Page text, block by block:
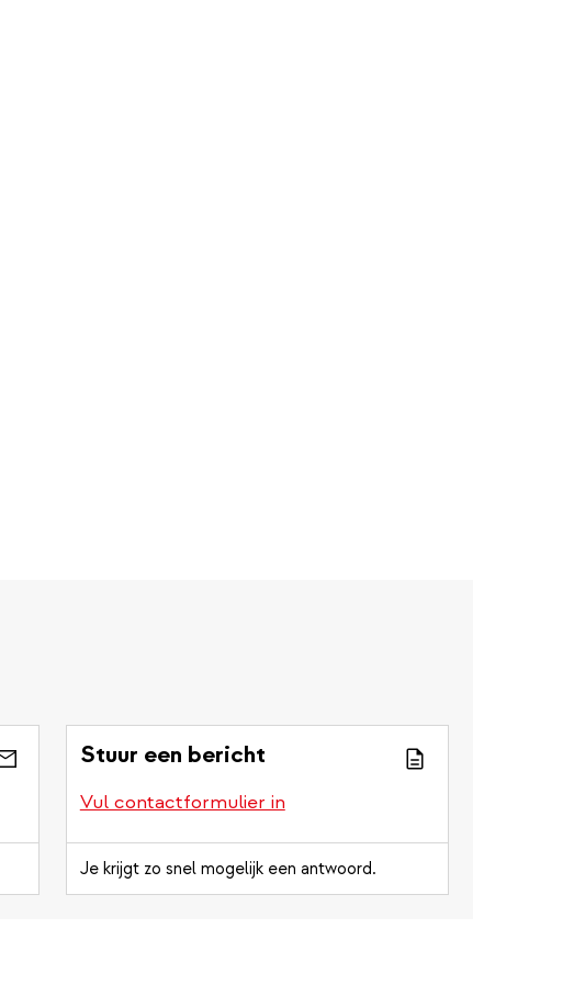
Stuur een bericht
Vul contactformulier in
Je krijgt zo snel mogelijk een antwoord.